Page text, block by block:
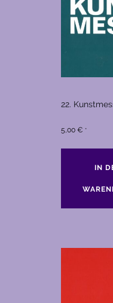
22.
5,00 € *
IN